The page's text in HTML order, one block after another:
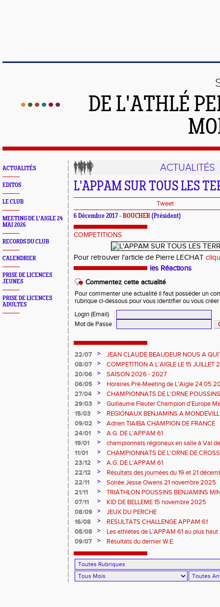
DE L'ATHLÉ
ACTUALITÉS
EDITOS
LE CLUB
MEETING DE L'AIGLE 24
MAI 2026
RECORDS DU CLUB
CALENDRIER
PRISE DE LICENCES
JEUNES
PRISE DE LICENCES
ADULTES
ACTUALITÉS
L'APPAM SUR TOUS LES
Tweet
6 Décembre 2017 - BOUCHER (Président)
COMPETITIONS
Pour retrouver l'article de Pierre LECHAT
les Réactions
Commentez cette actualité
Pour commenter une actualité il faut posséder un
rubrique ci-dessous pour vous identifier ou vous
Login (Email)
:
Mot de Passe :
22/07 >
JEAN CLAUDE BEAUDEUR NOUS A
08/07
>
COMPETITION A L'AIGLE LE 15 JUILLET
DES EPREUVES REPORTE A 20 H 45
20/06 >
SAISON 2026 - 2027
06/05
>
Horaires Pré-Meeting de L'Aigle
27/04
>
CHAMPIONNATS DE L'ORNE
L'AIGLE
29/03 >
Guillaume Fleuter Champion d'Europe
15/03
>
REGIONAUX BENJAMINS A
09/02
>
Adrien TIAIBA CHAMPION DE FRANCE
24/01
>
A.G. DE L'APPAM 61
19/01
>
championnats régionaux en salle à Val
11/01
>
CHAMPIONNATS DE L'ORNE DE
2026 et REGIONAUX D'EPREUVES
23/12 >
A.G. DE L'APPAM 61
22/12
>
Résultats des journées du 19 et 21
22/11
>
Soirée Jesse Owens 21 novembre 2025
21/11
>
TRIATHLON POUSSINS BENJAMINS
07/11
>
KID DE BELLEME 15 novembre 2025
08/09
>
JEUX DU PERCHE
16/08
>
RESULTATS CHALLENGE APPAM 61
08/08
>
Les athlètes de L'APPAM 61 au plus
09/07
> Résultats du dernier W.E.